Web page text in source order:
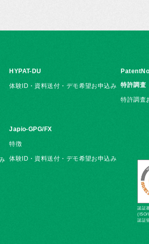
HYPAT-DU
体験ID・資料送付・デモ希望お申込み
Japio-GPG/FX
特徴
体験ID・資料送付・デモ希望お申込み
特許調査
特許調査
認証
(ISO/
認証